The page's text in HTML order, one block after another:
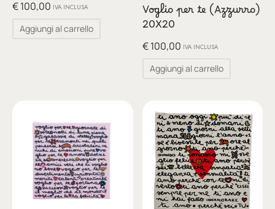
€100,00 IVA INCLUSA
Aggiungi al carrello
Voglio per te (Azzurro)
20X20
€100,00 IVA INCLUSA
Aggiungi al carrello